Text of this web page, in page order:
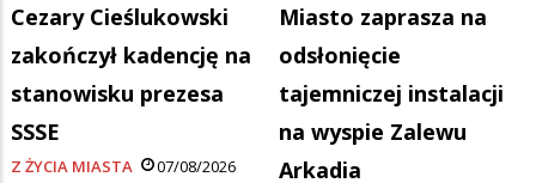
Cezary Cieślukowski
zakończył kadencję na
stanowisku prezesa
SSSE
Z ŻYCIA MIASTA 07/08/2026
Miasto zaprasza na
odsłonięcie
tajemniczej instalacji
na wyspie Zalewu
Arkadia